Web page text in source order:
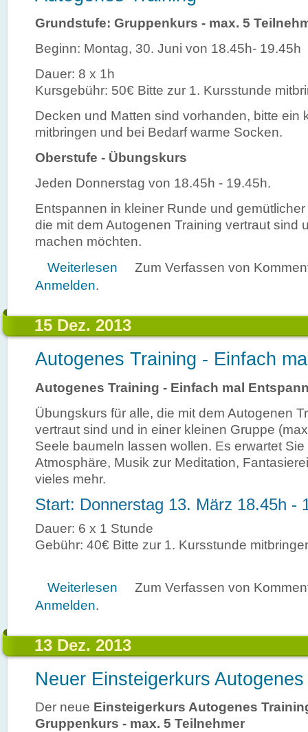
Grundstufe: Gruppenkurs - max. 5
Beginn: Montag, 30. Juni von 18.45h- 19.45h
Dauer: 8 x 1h
Kursgebühr: 50€ Bitte zur 1. Kursstunde
Decken und Matten sind vorhanden, bitte ein
mitbringen und bei Bedarf warme Socken.
Oberstufe - Übungskurs
Jeden Donnerstag von 18.45h - 19.45h.
Entspannen in kleiner Runde und
die mit dem Autogenen Training vertraut sind
machen möchten.
Weiterlesen über Autogenes Training
Zum Verfassen von
Anmelden.
15 Dez. 2013
Autogenes Training - Einfach
Autogenes Training - Einfach mal
Übungskurs für alle, die mit dem Autogenen
vertraut sind und in einer kleinen Gruppe
Seele baumeln lassen wollen. Es erwartet
Atmosphäre, Musik zur Meditation,
vieles mehr.
Start: Donnerstag 13. März 18.45h -
Dauer: 6 x 1 Stunde
Gebühr: 40€ Bitte zur 1. Kursstunde
Weiterlesen über Autogenes Training - Einfach mal
Zum Verfassen von
Anmelden.
13 Dez. 2013
Neuer Einsteigerkurs
Der neue Einsteigerkurs Autogenes
Gruppenkurs - max. 5 Teilnehmer